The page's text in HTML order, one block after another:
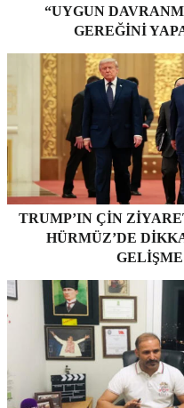
“UYGUN
GEREĞINI
TRUMP’IN ÇIN
HÜRMÜZ’DE
GELIŞME